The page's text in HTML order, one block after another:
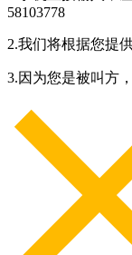
58103778
2.我们将根据您提
3.因为您是被叫方